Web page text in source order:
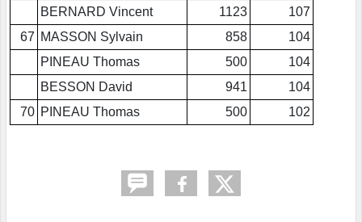
BERNARD Vincent
1123
107
67 MASSON Sylvain 858
104
PINEAU Thomas
500
104
BESSON David
941
104
70 PINEAU Thomas 500 102